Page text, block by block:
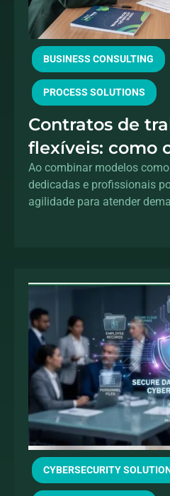
BUSINESS CONSULTING
PROCESS SOLUTIONS
Contratos de
flexíveis: como
acelerar a
digital sem
Ao combinar modelos
dedicadas e profissionais
agilidade para atender
CYBERSECURITY